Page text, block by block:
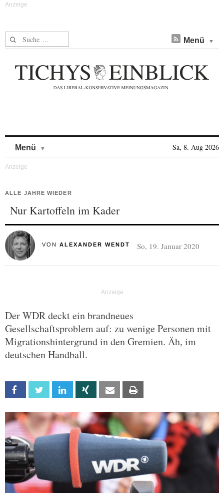
Suche nach: Menü
Menü Sa, 8. Aug 2026
ALLE JAHRE WIEDER
Nur Kartoffeln im Kader
VON ALEXANDER WENDT So, 19. Januar 2020
Der WDR deckt ein brandneues
Gesellschaftsproblem auf: zu wenige Personen mit
Migrationshintergrund in den Gremien. Äh, im
deutschen Handball.
Facebook Twitter Linkedin Xing Email